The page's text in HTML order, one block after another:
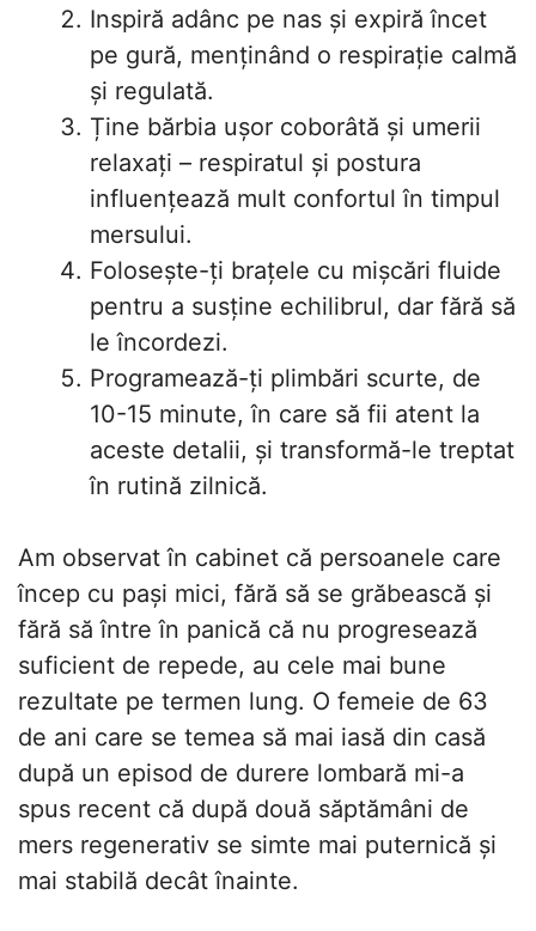
Inspiră adânc pe nas și expiră încet
pe gură, menținând o respirație calmă
și regulată.
Ține bărbia ușor coborâtă și umerii
relaxați – respiratul și postura
influențează mult confortul în timpul
mersului.
Folosește-ți brațele cu mișcări fluide
pentru a susține echilibrul, dar fără să
le încordezi.
Programează-ți plimbări scurte, de
10-15 minute, în care să fii atent la
aceste detalii, și transformă-le treptat
în rutină zilnică.
Am observat în cabinet că persoanele care
încep cu pași mici, fără să se grăbească și
fără să între în panică că nu progresează
suficient de repede, au cele mai bune
rezultate pe termen lung. O femeie de 63
de ani care se temea să mai iasă din casă
după un episod de durere lombară mi-a
spus recent că după două săptămâni de
mers regenerativ se simte mai puternică și
mai stabilă decât înainte.